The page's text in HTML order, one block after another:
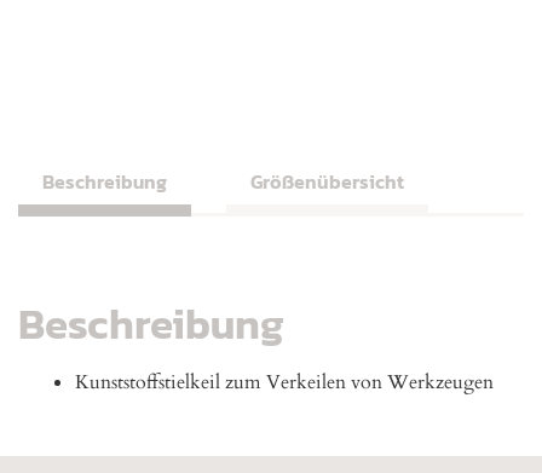
Beschreibung Größenübersicht
Beschreibung
Kunststoffstielkeil zum Verkeilen von Werkzeugen